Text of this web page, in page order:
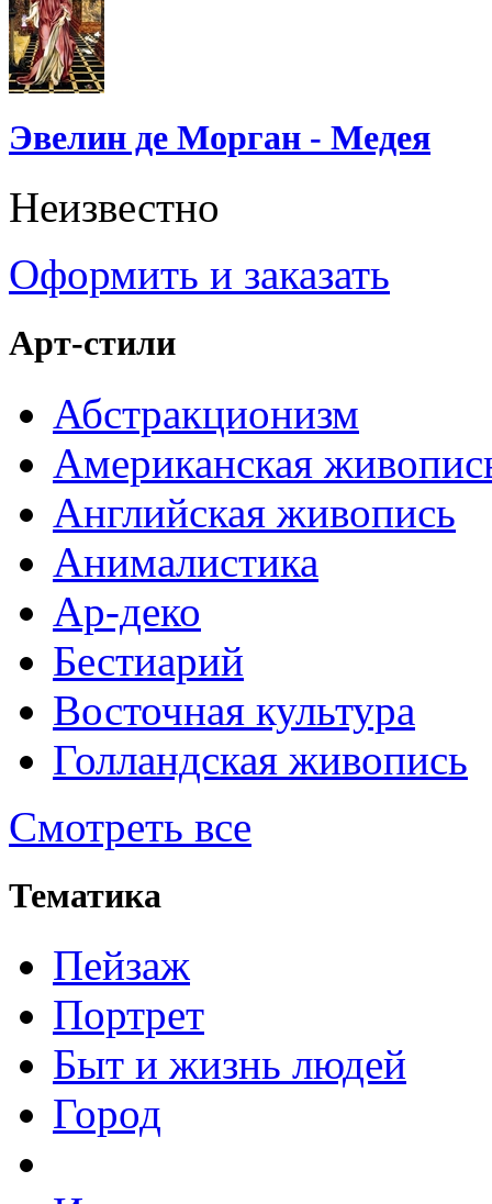
Эвелин де Морган - Медея
Неизвестно
Оформить и заказать
Арт-стили
Абстракционизм
Американская
Английская живопись
Анималистика
Ар-деко
Бестиарий
Восточная культура
Голландская живопись
Смотреть все
Тематика
Пейзаж
Портрет
Быт и жизнь людей
Город